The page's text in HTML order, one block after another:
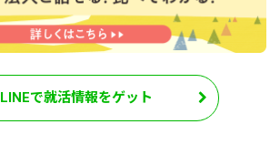
LINEで就活情報をゲット